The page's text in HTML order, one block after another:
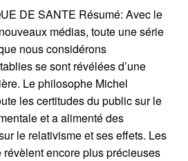
DE SANTE Résumé: Avec le
médias, toute une série
nous considérons
se sont révélées d’une
Le philosophe Michel
les certitudes du public sur le
et a alimenté des
le relativisme et ses effets. Les
encore plus précieuses